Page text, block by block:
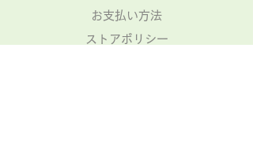
​お支払い方法
ストアポリシー